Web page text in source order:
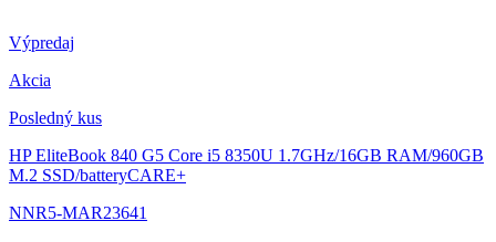
Výpredaj
Akcia
Posledný kus
HP EliteBook 840 G5 Core i5 8350U 1.7GHz/16GB RAM/960GB
M.2 SSD/batteryCARE+
NNR5-MAR23641